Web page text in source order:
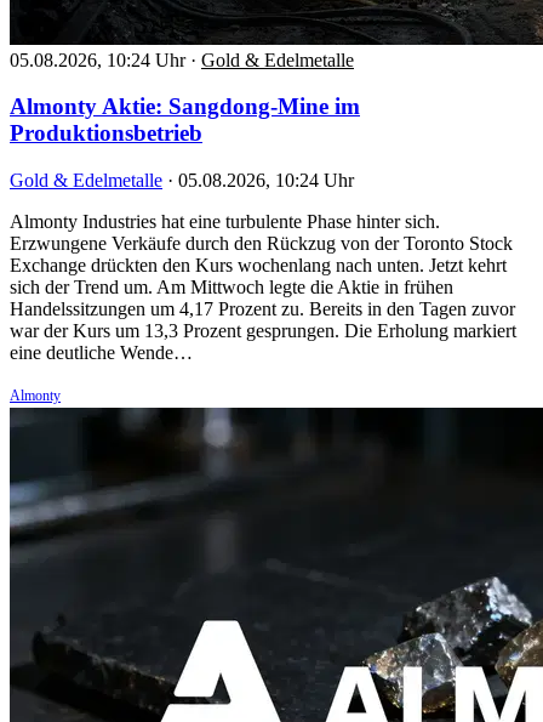
05.08.2026, 10:24 Uhr · Gold & Edelmetalle
Almonty Aktie: Sangdong-Mine im
Produktionsbetrieb
Gold & Edelmetalle · 05.08.2026, 10:24 Uhr
Almonty Industries hat eine turbulente Phase hinter sich.
Erzwungene Verkäufe durch den Rückzug von der Toronto Stock
Exchange drückten den Kurs wochenlang nach unten. Jetzt kehrt
sich der Trend um. Am Mittwoch legte die Aktie in frühen
Handelssitzungen um 4,17 Prozent zu. Bereits in den Tagen zuvor
war der Kurs um 13,3 Prozent gesprungen. Die Erholung markiert
eine deutliche Wende…
Almonty